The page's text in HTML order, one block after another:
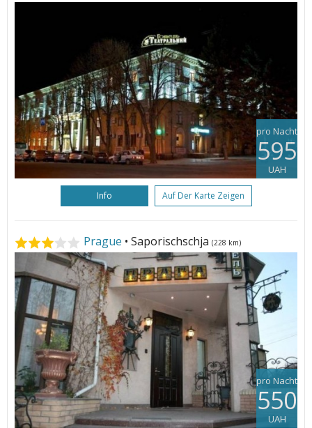
pro Nacht
595
UAH
Info Auf Der Karte Zeigen
Prague • Saporischschja (228 km)
pro Nacht
550
UAH